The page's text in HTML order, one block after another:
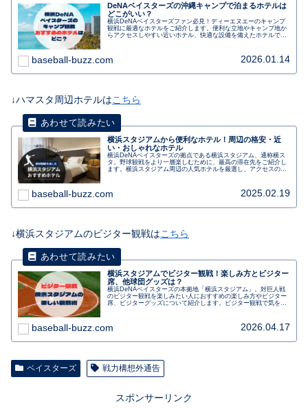
DeNAベイスターズの沖縄キャンプで泊まるホテルは
どこがいい？
横浜DeNAベイスターズファン必見！ディーエヌエーのキャンプ
観戦に最適なホテルをご紹介します。便利な立地やキャンプ地か
らアクセスしやすい近いホテル、快適な設備を備えたホテルで、
イキングや駐車場の利用も可能です。キャンプ観戦を充実させる
ためのおすすめホテルです。
baseball-buzz.com 2026.01.14
↓ハマスタ周辺ホテルはこちら
横浜スタジアムから便利なホテル！周辺の格安・近
い・おしゃれなホテル
横浜DeNAベイスターズの拠点である横浜スタジアム、通称横ス
タ。野球観戦をより一層楽しむために、最高の滞在先をご紹介し
ます。横浜スタジアム周辺の人気ホテルを厳選し、アクセスの良
限に満喫するための情報が満載です。予約前に必見の一読です。
横浜スタジアムを拠点に、非日常の野球旅を楽しんでみません
baseball-buzz.com 2025.02.19
↓横浜スタジアムのビジター観戦はこちら
横浜スタジアムでビジター観戦！楽しみ方とビジター
席、他球団グッズは？
横浜DeNAベイスターズの本拠地「横浜スタジアム」。対巨人戦
のビジター観戦を楽しみたい人におすすめの楽しみ方やビジター
席、ビジターグッズについて紹介します。ビジター観戦で気を付
baseball-buzz.com 2026.04.17
ベイスターズ 戦力構想外通告
スポンサーリンク